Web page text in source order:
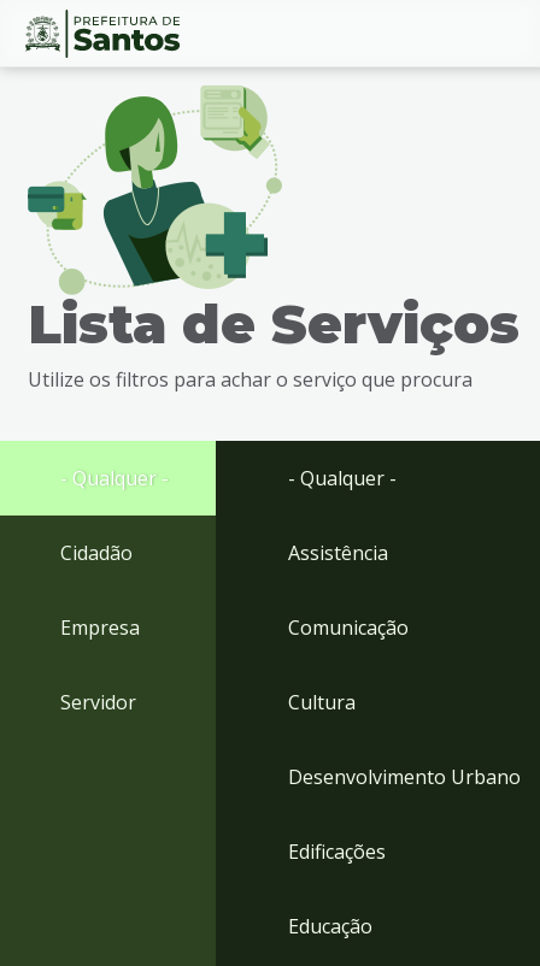
Ir
busca
Ir
rodapé
Conteúdo
Lista de Serviços
Utilize os filtros para achar o serviço que procura
- Qualquer -
Cidadão
Empresa
Servidor
- Qualquer -
Assistência
Comunicação
Cultura
Desenvolvimento Urbano
Edificações
Educação